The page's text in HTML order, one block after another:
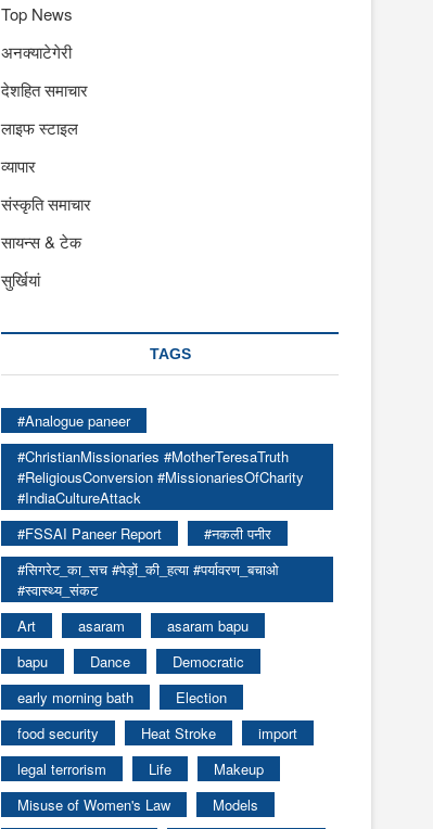
Top News
अनक्याटेगेरी
देशहित समाचार
लाइफ स्टाइल
व्यापार
संस्कृति समाचार
सायन्स & टेक
सुर्खियां
TAGS
#Analogue paneer
#ChristianMissionaries #MotherTeresaTruth
#ReligiousConversion #MissionariesOfCharity
#IndiaCultureAttack
#FSSAI Paneer Report
#नकली पनीर
#सिगरेट_का_सच #पेड़ों_की_हत्या #पर्यावरण_बचाओ
#स्वास्थ्य_संकट
Art
asaram
asaram bapu
bapu
Dance
Democratic
early morning bath
Election
food security
Heat Stroke
import
legal terrorism
Life
Makeup
Misuse of Women's Law
Models